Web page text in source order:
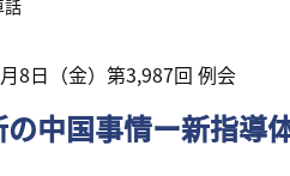
話
8日（金）第3,987回 例会
の中国事情ー新指導